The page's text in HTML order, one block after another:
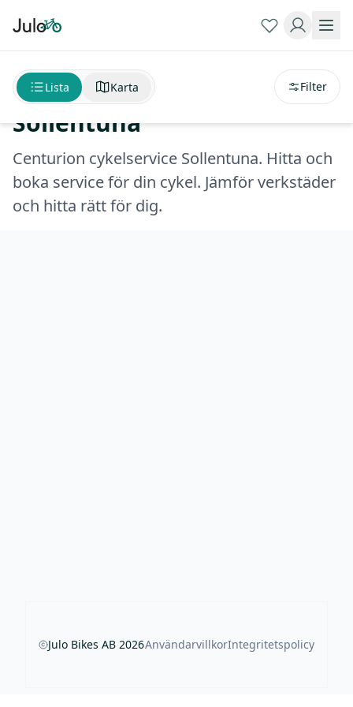
Centurion cykelservice
Sollentuna
Centurion cykelservice Sollentuna. Hitta och
boka service för din cykel. Jämför verkstäder
och hitta rätt för dig.
Lista Karta Filter
avstånd
Julo Bikes AB 2026AnvändarvillkorIntegritetspolicy